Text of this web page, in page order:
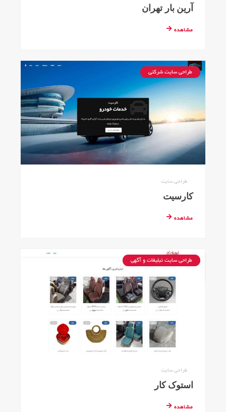
آرین بار تهران
مشاهده
طراحی سایت شرکتی
طراحی سایت
کارسیت
مشاهده
طراحی سایت تبلیغات و آگهی
طراحی سایت
استوک کار
مشاهده